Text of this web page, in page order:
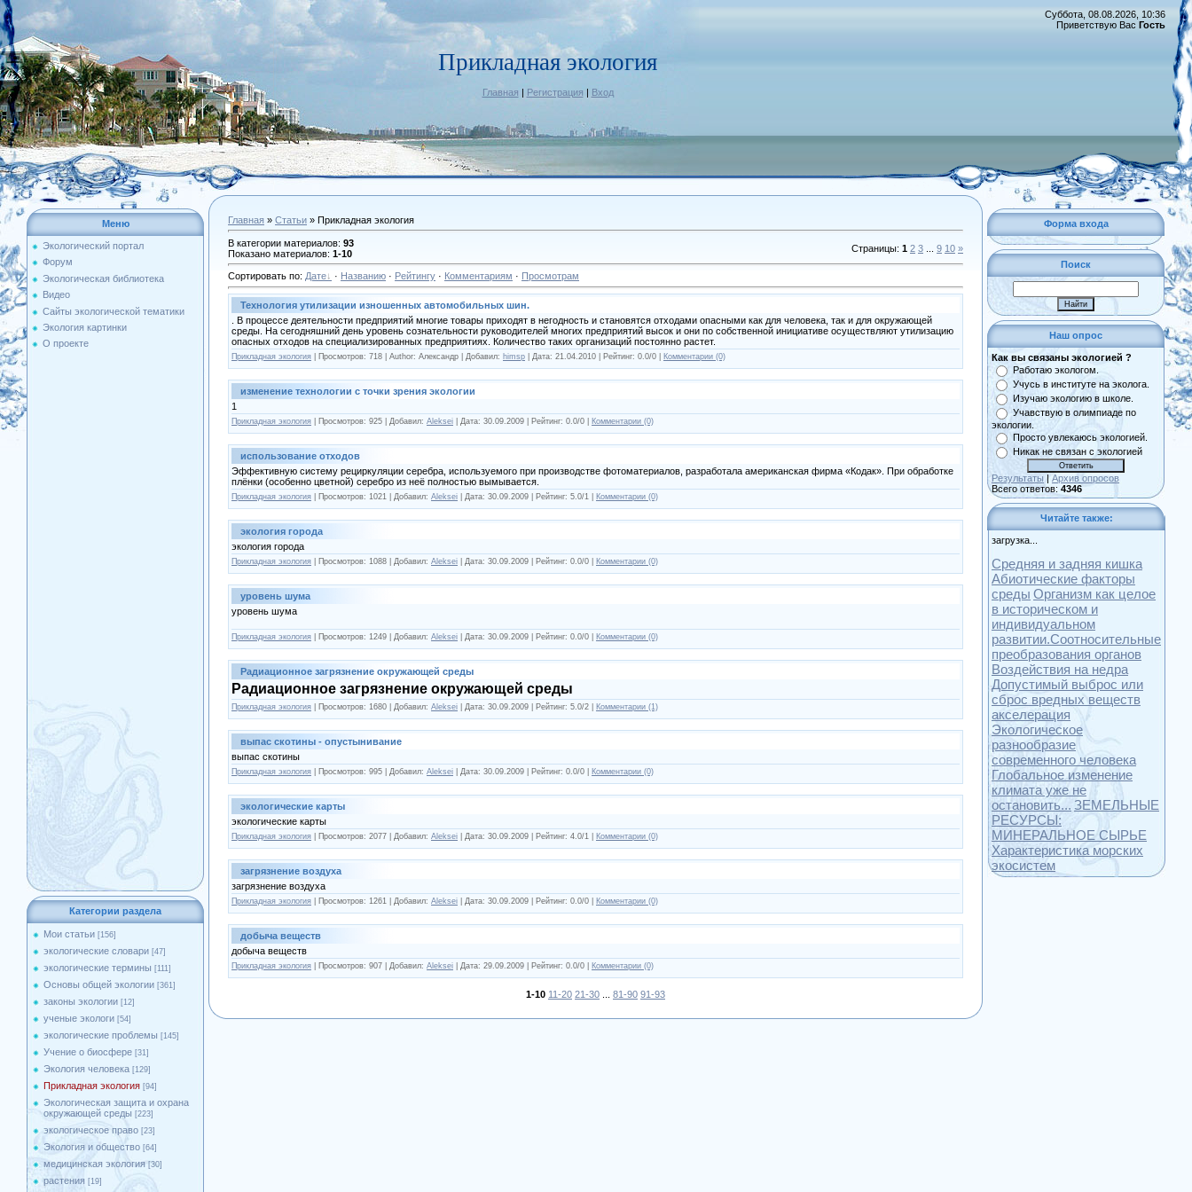
Прикладная экология
Главная | Регистрация | Вход
Суббота, 08.08.2026, 10:36
Приветствую Вас Гость
Меню
Экологический портал
Форум
Экологическая библиотека
Видео
Сайты экологической тематики
Экология картинки
О проекте
Категории раздела
Мои статьи [156]
экологические словари [47]
экологические термины [111]
Основы общей экологии [361]
законы экологии [12]
ученые экологи [54]
экологические проблемы [145]
Учение о биосфере [31]
Экология человека [129]
Прикладная экология [94]
Экологическая защита и охрана
окружающей среды [223]
экологическое право [23]
Экология и общество [64]
медицинская экология [30]
растения [19]
Главная » Статьи » Прикладная экология
В категории материалов: 93
Показано материалов: 1-10 Страницы: 1 2 3 9 10 »
Сортировать по: Дате · Названию · Рейтингу · Комментариям · Просмотрам
Технология утилизации изношенных автомобильных шин.
. В процессе деятельности предприятий многие товары приходят в негодность и становятся отходами опасными как для человека, так и для окружающей
среды. На сегодняшний день уровень сознательности руководителей многих предприятий высок и они по собственной инициативе осуществляют утилизацию
опасных отходов на специализированных предприятиях. Количество таких организаций постоянно растет.
Прикладная экология | Просмотров: 718 | Author: Александр | Добавил: himsp | Дата: 21.04.2010 | Рейтинг: 0.0/0 | Комментарии (0)
изменение технологии с точки зрения экологии
1
Прикладная экология | Просмотров: 925 | Добавил: Aleksei | Дата: 30.09.2009 | Рейтинг: 0.0/0 | Комментарии (0)
использование отходов
Эффективную систему рециркуляции серебра, используемого при производстве фотоматериалов, разработала американская фирма «Кодак». При обработке
плёнки (особенно цветной) серебро из неё полностью вымывается.
Прикладная экология | Просмотров: 1021 | Добавил: Aleksei | Дата: 30.09.2009 | Рейтинг: 5.0/1 | Комментарии (0)
экология города
экология города
Прикладная экология | Просмотров: 1088 | Добавил: Aleksei | Дата: 30.09.2009 | Рейтинг: 0.0/0 | Комментарии (0)
уровень шума
уровень шума
Прикладная экология | Просмотров: 1249 | Добавил: Aleksei | Дата: 30.09.2009 | Рейтинг: 0.0/0 | Комментарии (0)
Радиационное загрязнение окружающей среды
Радиационное загрязнение окружающей среды
Прикладная экология | Просмотров: 1680 | Добавил: Aleksei | Дата: 30.09.2009 | Рейтинг: 5.0/2 | Комментарии (1)
выпас скотины - опустынивание
выпас скотины
Прикладная экология | Просмотров: 995 | Добавил: Aleksei | Дата: 30.09.2009 | Рейтинг: 0.0/0 | Комментарии (0)
экологические карты
экологические карты
Прикладная экология | Просмотров: 2077 | Добавил: Aleksei | Дата: 30.09.2009 | Рейтинг: 4.0/1 | Комментарии (0)
загрязнение воздуха
загрязнение воздуха
Прикладная экология | Просмотров: 1261 | Добавил: Aleksei | Дата: 30.09.2009 | Рейтинг: 0.0/0 | Комментарии (0)
добыча веществ
добыча веществ
Прикладная экология | Просмотров: 907 | Добавил: Aleksei | Дата: 29.09.2009 | Рейтинг: 0.0/0 | Комментарии (0)
1-10 11-20 21-30 81-90 91-93
Форма входа
Поиск
Наш опрос
Как вы связаны экологией ?
Работаю экологом.
Учусь в институте на эколога.
Изучаю экологию в школе.
Учавствую в олимпиаде по
экологии.
Просто увлекаюсь экологией.
Никак не связан с экологией
Результаты | Архив опросов
Всего ответов: 4346
Читайте также:
загрузка...
Средняя и задняя кишка
Абиотические факторы
среды Организм как целое
в историческом и
индивидуальном
развитии.Соотносительные
преобразования органов
Воздействия на недра
Допустимый выброс или
сброс вредных веществ
акселерация
Экологическое
разнообразие
современного человека
Глобальное изменение
климата уже не
остановить... ЗЕМЕЛЬНЫЕ
РЕСУРСЫ:
МИНЕРАЛЬНОЕ СЫРЬЕ
Характеристика морских
экосистем